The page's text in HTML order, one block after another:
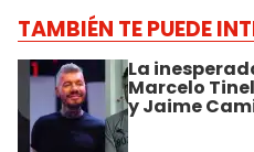
TAMBIÉN TE PUEDE
La
Marcelo
y Jaime